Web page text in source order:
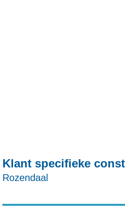
Klant specifieke
Rozendaal